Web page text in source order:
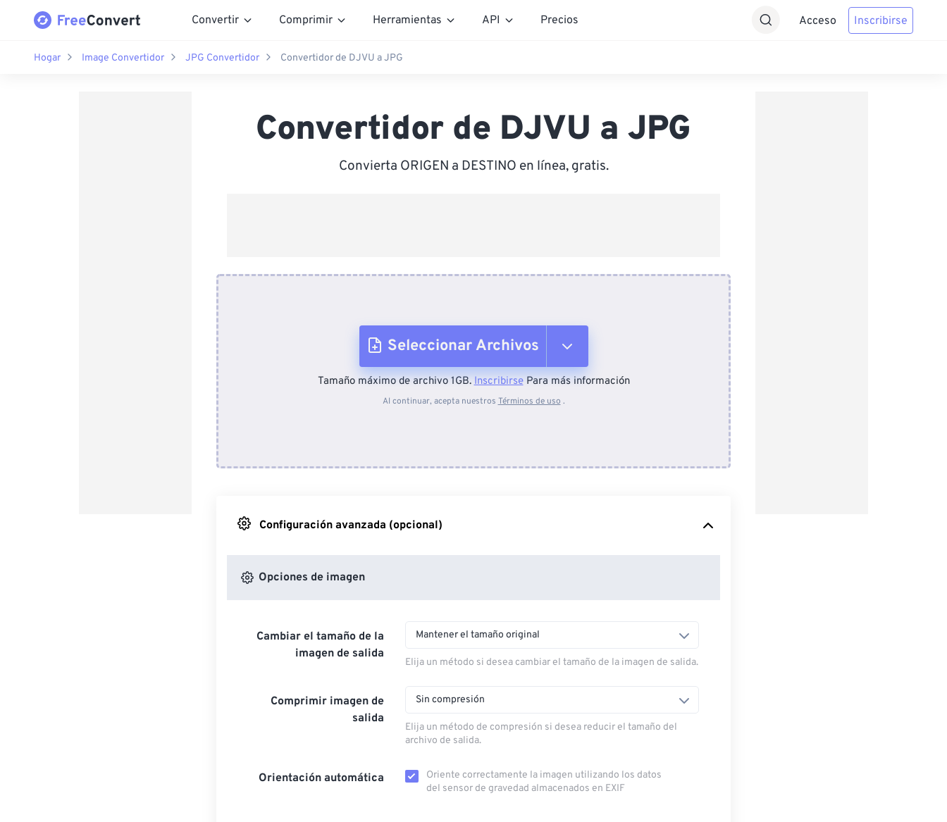
Convertir Comprimir Herramientas API Precios Acceso Inscribirse
Hogar Image Convertidor JPG Convertidor Convertidor de DJVU a JPG
Convertidor de DJVU a JPG
Convierta ORIGEN a DESTINO en línea, gratis.
Seleccionar Archivos
Desde el dispositivo
Tamaño máximo de archivo 1GB.InscribirsePara más información
Al continuar, acepta nuestros Términos de uso .
Configuración avanzada (opcional)
Opciones de imagen
Cambiar el tamaño de la
imagen de salida
Mantener el tamaño original
Elija un método si desea cambiar el tamaño de la imagen de salida.
Comprimir imagen de
salida
Sin compresión
Elija un método de compresión si desea reducir el tamaño del
archivo de salida.
Orientación automática
Oriente correctamente la imagen utilizando los datos
del sensor de gravedad almacenados en EXIF